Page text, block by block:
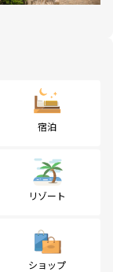
宿泊
リゾート
ショップ